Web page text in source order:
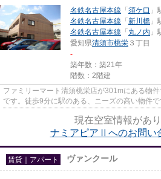
名鉄名古屋本線 「 須ケ口 」
名鉄名古屋本線 「 新川橋 」
名鉄名古屋本線 「 丸ノ内 」
愛知県清須市桃栄 ３丁目
-
築年数：築21年
階数：2階建
ファミリーマート清須桃栄店が301mにある物
です。徒歩9分に駅のある、ニーズの高い物件
現在空室情報があり
ナミアピアⅡへのお問い
賃貸｜アパート ヴァンクール